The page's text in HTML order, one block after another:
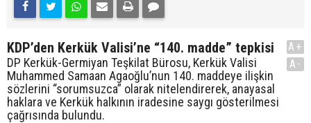
KDP’den Kerkük Valisi’ne “140. madde” tepkisi
DP Kerkük-Germiyan Teşkilat Bürosu, Kerkük Valisi
Muhammed Samaan Agaoğlu’nun 140. maddeye ilişkin
sözlerini “sorumsuzca” olarak nitelendirerek, anayasal
haklara ve Kerkük halkının iradesine saygı gösterilmesi
çağrısında bulundu.
A+
A-